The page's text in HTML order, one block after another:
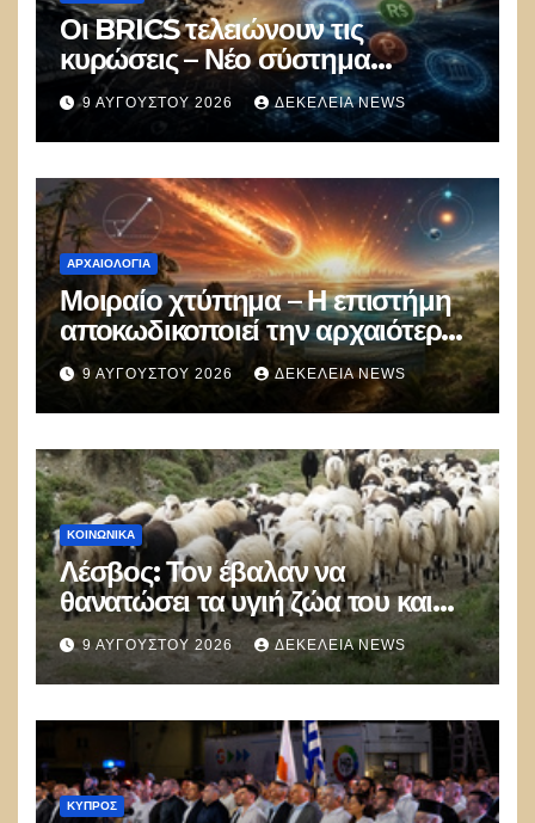
Οι BRICS τελειώνουν τις
κυρώσεις – Νέο σύστημα
πληρωμών με ψηφιακά
νομίσματα εκτός δολαρίου για το
εμπόριο
9 ΑΥΓΟΎΣΤΟΥ 2026 ΔΕΚΈΛΕΙΑ NEWS
ΑΡΧΑΙΟΛΟΓΊΑ
Μοιραίο χτύπημα – Η επιστήμη
αποκωδικοποιεί την αρχαιότερη
μαζική δολοφονία στην Ιστορία
9 ΑΥΓΟΎΣΤΟΥ 2026 ΔΕΚΈΛΕΙΑ NEWS
ΚΟΙΝΩΝΙΚΑ
Λέσβος: Τον έβαλαν να
θανατώσει τα υγιή ζώα του και
πέθανε από την στενοχώρια του!
9 ΑΥΓΟΎΣΤΟΥ 2026 ΔΕΚΈΛΕΙΑ NEWS
ΚΎΠΡΟΣ